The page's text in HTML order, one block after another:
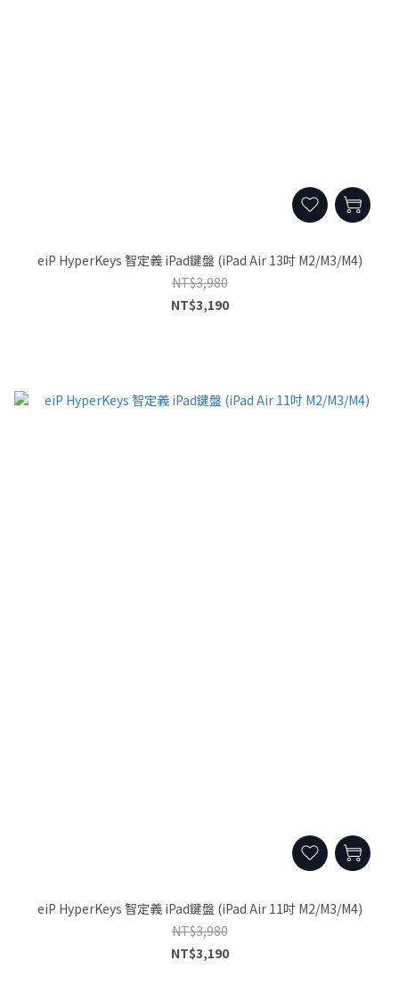
eiP HyperKeys 智定義 iPad鍵盤 (iPad Air 13吋 M2/M3/M4)
NT$3,980
NT$3,190
eiP HyperKeys 智定義 iPad鍵盤 (iPad Air 11吋 M2/M3/M4)
NT$3,980
NT$3,190